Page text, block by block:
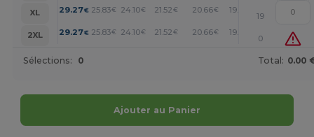
XL
29.27€ 25.83€ 24.10€ 21.52 € 20.66€ 19.80
19
2XL
29.27€ 25.83€ 24.10€ 21.52 € 20.66€ 19.80
0
Sélections: 0 Total: 0.00
Ajouter au Panier